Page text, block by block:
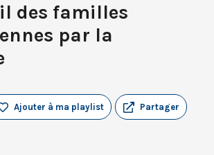
des familles
par la
Partager
Ajouter à ma playlist